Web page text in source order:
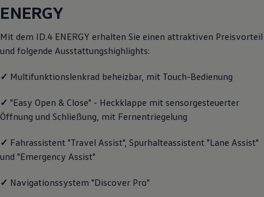
Updates für Software, Karten und Radio
Über Ihr Auto
Vorgängermodelle
Volkswagen Kundenbetreuung
Assistenzsysteme
Digitale Betriebsanleitung
Live Beratung
Lifestyle
Transport
Familie
Volkswagen R
ENERGY
Mit dem ID.4 ENERGY erhalten Sie einen attraktiven Preisvorteil
und folgende Ausstattungshighlights:
✓ Multifunktionslenkrad beheizbar, mit Touch-Bedienung
✓ "Easy Open & Close" - Heckklappe mit sensorgesteuerter
Öffnung und Schließung, mit Fernentriegelung
✓ Fahrassistent "Travel Assist", Spurhalteassistent "Lane Assist"
und "Emergency Assist"
✓ Navigationssystem "Discover Pro"